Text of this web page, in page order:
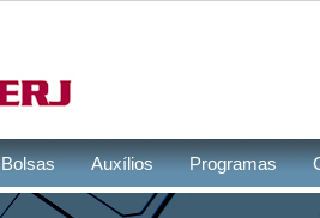
Bolsas Auxílios Programas